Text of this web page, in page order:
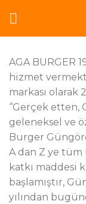
content
AGA BURGER
hizmet
markası olarak
‘’Gerçek etten,
geleneksel ve
Burger
A dan Z ye
katkı maddesi
başlamıştır,
yılından